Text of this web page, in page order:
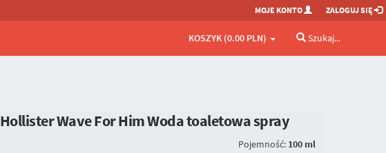
MOJE KONTO ZALOGUJ SIĘ
KOSZYK (0.00 PLN) Szukaj...
Hollister Wave For Him Woda toaletowa spray
Pojemność: 100 ml